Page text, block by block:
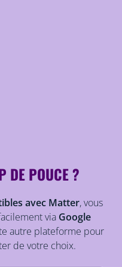
DE POUCE ?
avec Matter, vous
via Google
autre plateforme pour
de votre choix.